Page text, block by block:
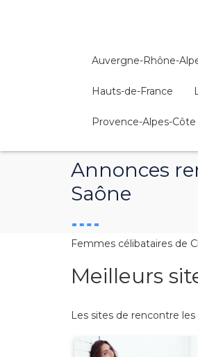
Auvergne-Rhône-
Hauts-de-France
Provence-Alpes-Côte
Annonces
Saône
Femmes célibataires de
Meilleurs
Les sites de rencontre